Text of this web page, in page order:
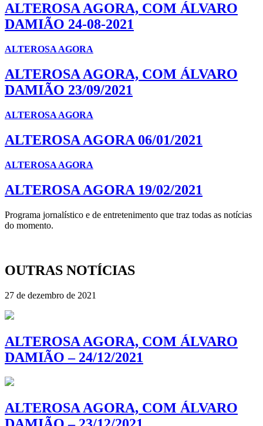
ALTEROSA AGORA, COM ÁLVARO
DAMIÃO 24-08-2021
ALTEROSA AGORA
ALTEROSA AGORA, COM ÁLVARO
DAMIÃO 23/09/2021
ALTEROSA AGORA
ALTEROSA AGORA 06/01/2021
ALTEROSA AGORA
ALTEROSA AGORA 19/02/2021
Programa jornalístico e de entretenimento que traz todas as notícias
do momento.
OUTRAS NOTÍCIAS
27 de dezembro de 2021
ALTEROSA AGORA, COM ÁLVARO
DAMIÃO – 24/12/2021
ALTEROSA AGORA, COM ÁLVARO